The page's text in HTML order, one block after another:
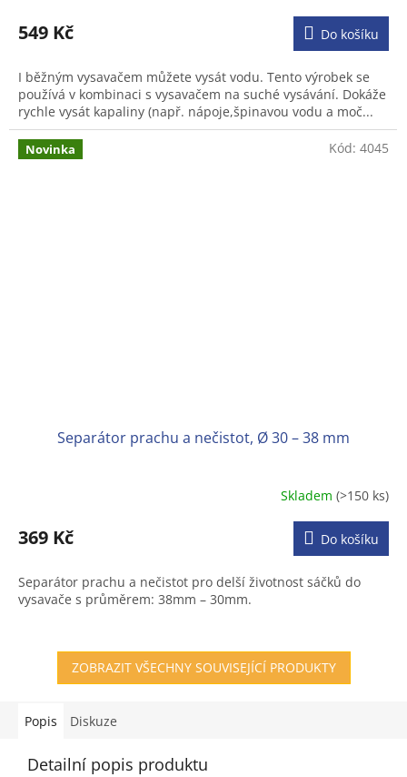
produktu
je
z
5
hvězdiček.
549 Kč Do košíku
I běžným vysavačem můžete vysát vodu. Tento výrobek se
používá v kombinaci s vysavačem na suché vysávání. Dokáže
rychle vysát kapaliny (např. nápoje,špinavou vodu a moč...
Novinka
Separátor prachu a nečistot, Ø 30 – 38 mm
produktu
je
z
5
Skladem(>150 ks)
369 Kč Do košíku
Separátor prachu a nečistot pro delší životnost sáčků do
vysavače s průměrem: 38mm – 30mm.
Kód: 4045
ZOBRAZIT VŠECHNY SOUVISEJÍCÍ PRODUKTY
Popis Diskuze
Detailní popis produktu